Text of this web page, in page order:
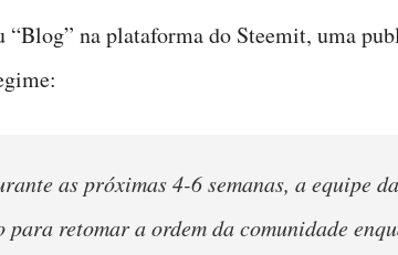
“Blog” na plataforma do Steemit, uma
as próximas 4-6 semanas, a equipe
para retomar a ordem da comunidade